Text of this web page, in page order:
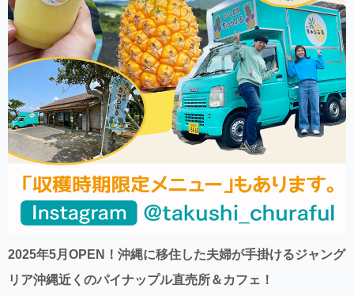
2025年5月OPEN！沖縄に移住した夫婦が手掛けるジャング
リア沖縄近くのパイナップル直売所＆カフェ！